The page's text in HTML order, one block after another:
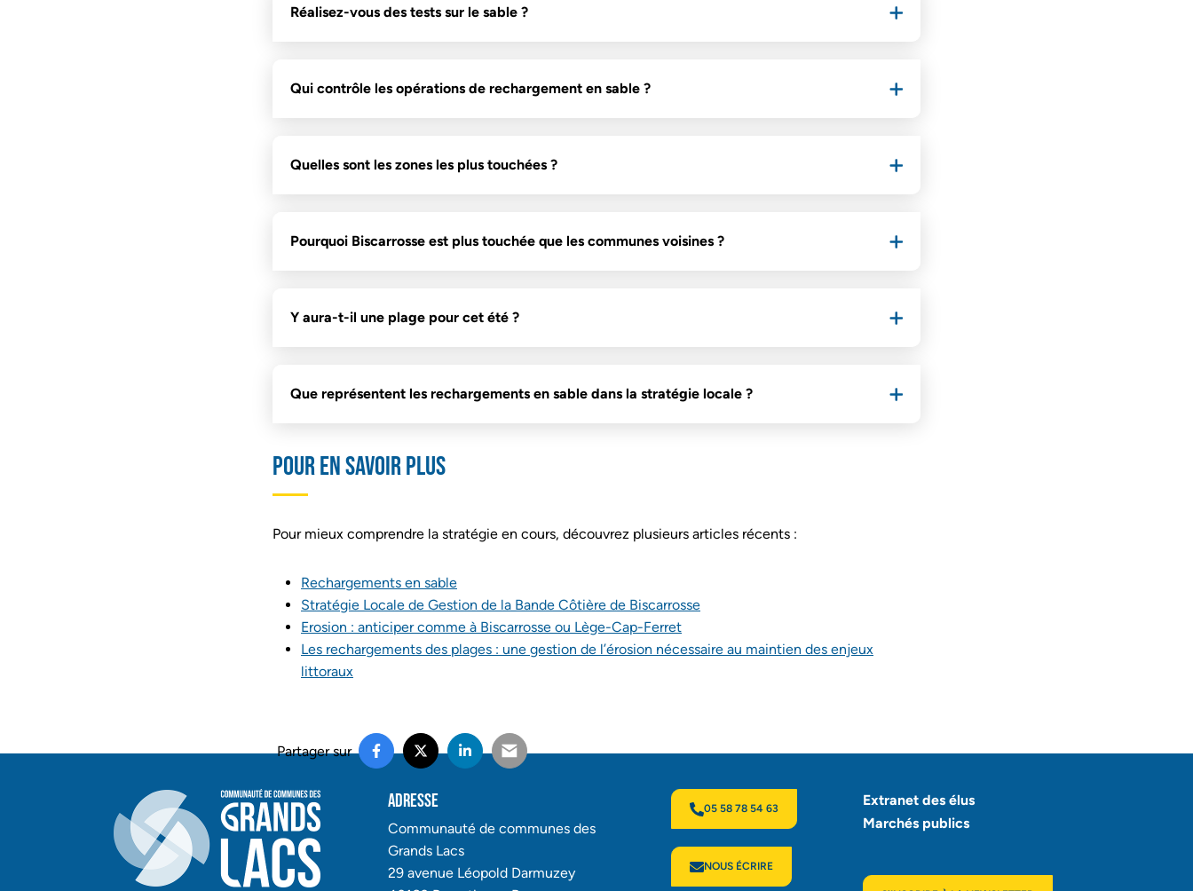
Réalisez-vous des tests sur le sable ?
Qui contrôle les opérations de rechargement en sable ?
Quelles sont les zones les plus touchées ?
Pourquoi Biscarrosse est plus touchée que les communes voisines ?
Y aura-t-il une plage pour cet été ?
Que représentent les rechargements en sable dans la stratégie locale ?
Pour en savoir plus
Pour mieux comprendre la stratégie en cours, découvrez plusieurs articles récents :
Rechargements en sable
Stratégie Locale de Gestion de la Bande Côtière de Biscarrosse
Erosion : anticiper comme à Biscarrosse ou Lège-Cap-Ferret
Les rechargements des plages : une gestion de l’érosion nécessaire au maintien des enjeux
littoraux
Partager sur PARTAGER SUR FACEBOOK
(OUVERTURE DANS UN NOUVEL ONGLET)
PARTAGER SUR X (TWITTER)
(OUVERTURE DANS UN NOUVEL ONGLET)
PARTAGER SUR LINKEDIN
(OUVERTURE DANS UN NOUVEL ONGLET)
PARTAGER PAR E-MAIL
(OUVERTURE DANS UN NOUVEL ONGLET)
Adresse
Communauté de communes des
Grands Lacs
29 avenue Léopold Darmuzey
05 58 78 54 63
NOUS ÉCRIRE
Extranet des élus
Marchés publics